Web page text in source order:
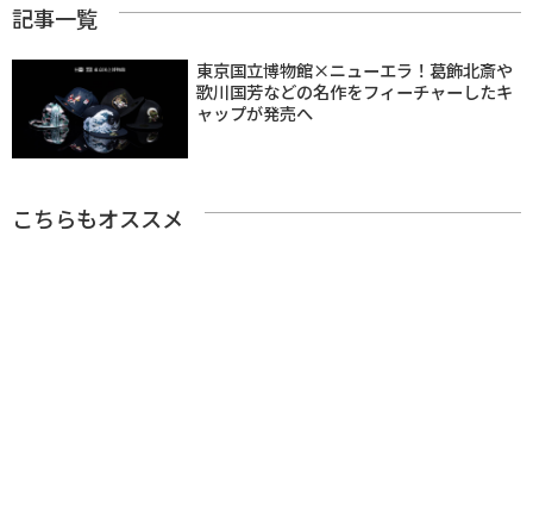
記事一覧
東京国立博物館×ニューエラ！葛飾北斎や
歌川国芳などの名作をフィーチャーしたキ
ャップが発売へ
こちらもオススメ